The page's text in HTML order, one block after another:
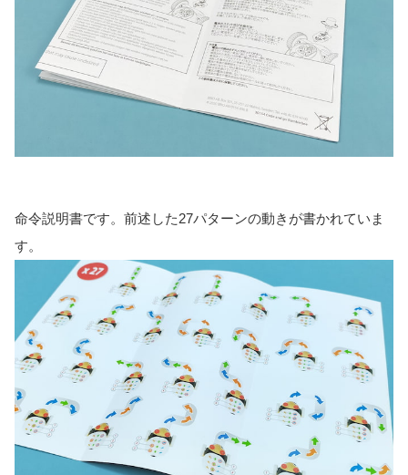
命令説明書です。前述した27パターンの動きが書かれていま
す。